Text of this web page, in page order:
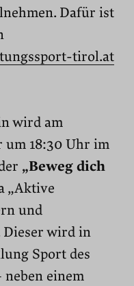
Dafür ist
tirol.at
wird am
um 18:30 Uhr im
„Beweg dich
„Aktive
und
Dieser wird in
Sport des
neben einem